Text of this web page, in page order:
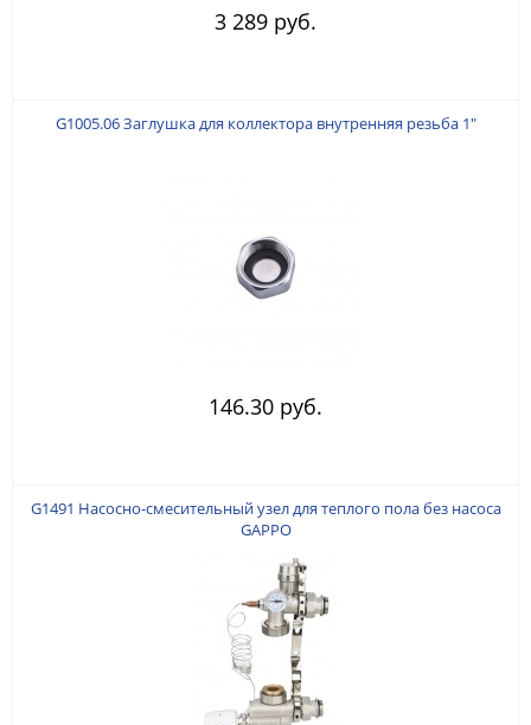
3 289 руб.
G1005.06 Заглушка для коллектора внутренняя резьба 1"
146.30 руб.
G1491 Насосно-смесительный узел для теплого пола без насоса
GAPPO